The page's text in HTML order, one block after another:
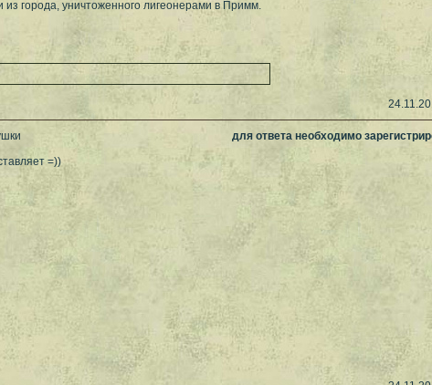
города, уничтоженного лигеонерами в Примм.
для ответа необходимо
=))